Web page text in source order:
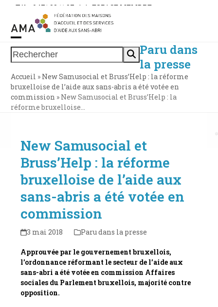
Skip
content
Tél. : 0471 38 11 37 | | ESPACE MEMBRE
Rechercher
Open
mobile
menu
Close
mobile
menu
Paru dans
la presse
Accueil » New Samusocial et Bruss’Help : la réforme
bruxelloise de l’aide aux sans-abris a été votée en
commission » New Samusocial et Bruss’Help : la
réforme bruxelloise…
New Samusocial et
Bruss’Help : la réforme
bruxelloise de l’aide aux
sans-abris a été votée en
commission
3 mai 2018 Paru dans la presse
Approuvée par le gouvernement bruxellois,
l’ordonnance réformant le secteur de l’aide aux
sans-abri a été votée en commission Affaires
sociales du Parlement bruxellois, majorité contre
opposition.